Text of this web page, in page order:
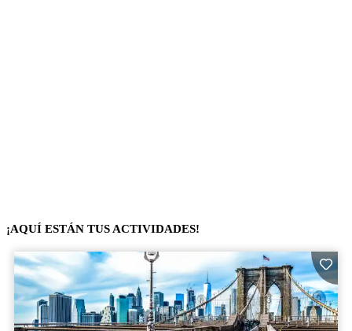
¡AQUÍ ESTÁN TUS ACTIVIDADES!